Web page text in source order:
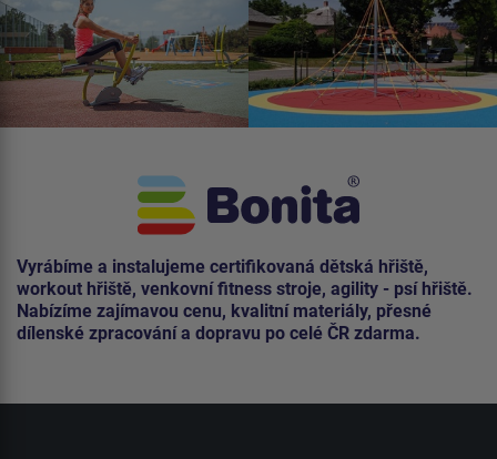
Vyrábíme a instalujeme certifikovaná dětská hřiště,
workout hřiště, venkovní fitness stroje, agility - psí hřiště.
Nabízíme zajímavou cenu, kvalitní materiály, přesné
dílenské zpracování a dopravu po celé ČR zdarma.